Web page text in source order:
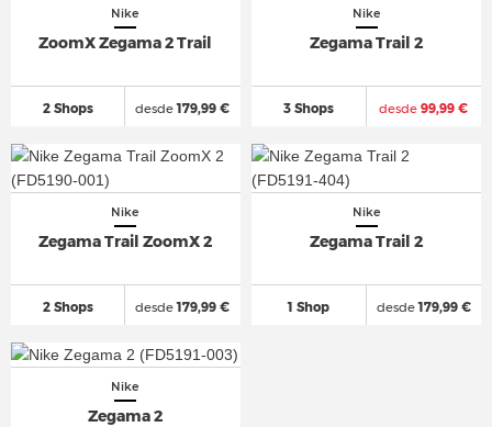
Nike
ZoomX Zegama 2 Trail
2 Shops desde179,99 €
Nike
Zegama Trail 2
3 Shops desde 99,99 €
Nike
Zegama Trail ZoomX 2
2 Shops desde179,99 €
Nike
Zegama Trail 2
1 Shop desde179,99 €
Nike
Zegama 2